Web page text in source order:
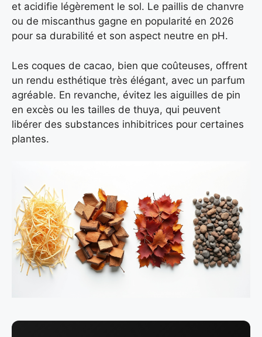
et acidifie légèrement le sol. Le paillis de chanvre
ou de miscanthus gagne en popularité en 2026
pour sa durabilité et son aspect neutre en pH.
Les coques de cacao, bien que coûteuses, offrent
un rendu esthétique très élégant, avec un parfum
agréable. En revanche, évitez les aiguilles de pin
en excès ou les tailles de thuya, qui peuvent
libérer des substances inhibitrices pour certaines
plantes.